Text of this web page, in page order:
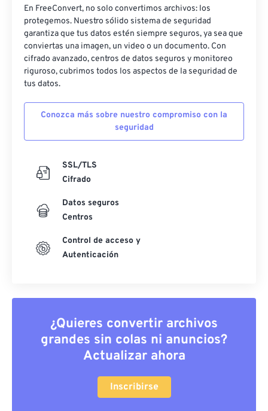
En FreeConvert, no solo convertimos archivos: los
protegemos. Nuestro sólido sistema de seguridad
garantiza que tus datos estén siempre seguros, ya sea que
conviertas una imagen, un video o un documento. Con
cifrado avanzado, centros de datos seguros y monitoreo
riguroso, cubrimos todos los aspectos de la seguridad de
tus datos.
Conozca más sobre nuestro compromiso con la
seguridad
SSL/TLS
Cifrado
Datos seguros
Centros
Control de acceso y
Autenticación
¿Quieres convertir archivos
grandes sin colas ni anuncios?
Actualizar ahora
Inscribirse